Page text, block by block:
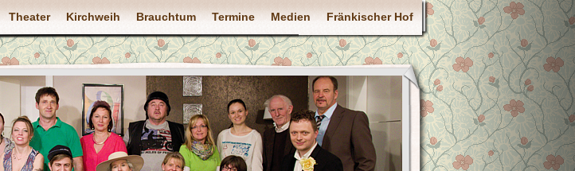
Theater Kirchweih Brauchtum Termine Medien Fränkischer Hof